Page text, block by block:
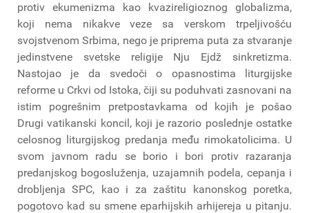
protiv ekumenizma kao kvazireligioznog globalizma,
koji nema nikakve veze sa verskom trpeljivošću
svojstvenom Srbima, nego je priprema puta za stvaranje
jedinstvene svetske religije Nju Ejdž sinkretizma.
Nastojao je da svedoči o opasnostima liturgijske
reforme u Crkvi od Istoka, čiji su poduhvati zasnovani na
istim pogrešnim pretpostavkama od kojih je pošao
Drugi vatikanski koncil, koji je razorio poslednje ostatke
celosnog liturgijskog predanja među rimokatolicima. U
svom javnom radu se borio i bori protiv razaranja
predanjskog bogosluženja, uzajamnih podela, cepanja i
drobljenja SPC, kao i za zaštitu kanonskog poretka,
pogotovo kad su smene eparhijskih arhijereja u pitanju.